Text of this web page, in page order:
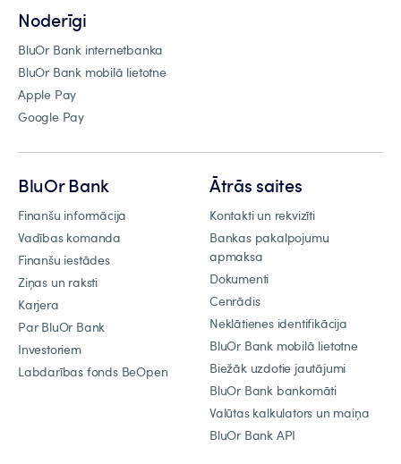
Noderīgi
BluOr Bank internetbanka
BluOr Bank mobilā lietotne
Apple Pay
Google Pay
BluOr Bank
Finanšu informācija
Vadības komanda
Finanšu iestādes
Ziņas un raksti
Karjera
Par BluOr Bank
Investoriem
Labdarības fonds BeOpen
Ātrās saites
Kontakti un rekvizīti
Bankas pakalpojumu
apmaksa
Dokumenti
Cenrādis
Neklātienes identifikācija
BluOr Bank mobilā lietotne
Biežāk uzdotie jautājumi
BluOr Bank bankomāti
Valūtas kalkulators un maiņa
BluOr Bank API